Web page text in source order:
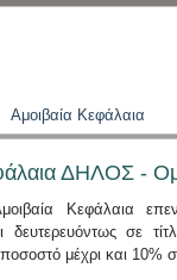
Aμοιβαία Kεφάλαια
ΔΗΛΟΣ -
Κεφάλαια
δευτερευόντως σε
μέχρι και 10%